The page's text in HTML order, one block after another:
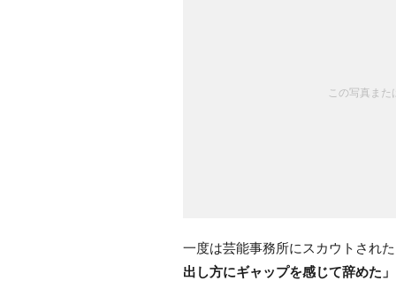
この写真ま
一度は芸能事務所にスカウトされ
出し方にギャップを感じて辞めた」